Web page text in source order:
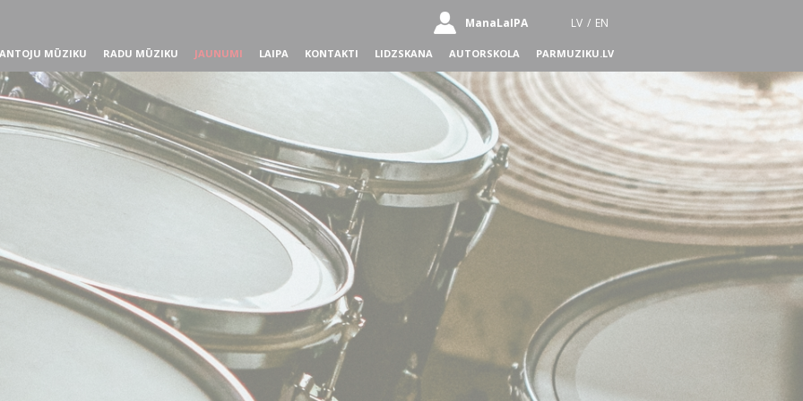
ManaLaIPA LV / EN
MŪZIKU RADU MŪZIKU JAUNUMI LAIPA KONTAKTI LIDZSKANA AUTORSKOLA PARMUZIKU.LV